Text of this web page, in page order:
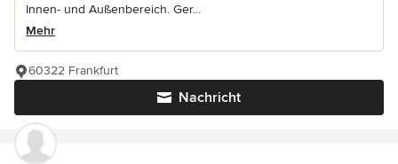
Innen- und Außenbereich. Ger...
Mehr
Nachricht
60322 Frankfurt